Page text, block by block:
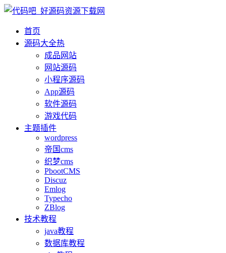
首页
源码大全热
成品网站
网站源码
小程序源码
App源码
软件源码
游戏代码
主题插件
wordpress
帝国cms
织梦cms
PbootCMS
Discuz
Emlog
Typecho
ZBlog
技术教程
java教程
数据库教程